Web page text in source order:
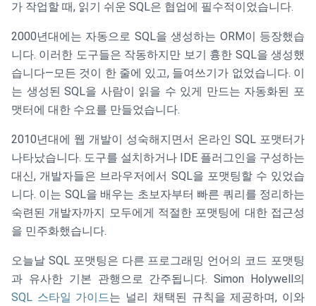
가 작업할 때, 읽기 쉬운 SQL은 협업에 필수적이었습니다.
2000년대에는 자동으로 SQL을 생성하는 ORM이 등장했습
니다. 이러한 도구들은 작동하지만 보기 흉한 SQL을 생성했
습니다—모든 것이 한 줄에 있고, 들여쓰기가 없었습니다. 이
는 생성된 SQL을 사람이 읽을 수 있게 만드는 자동화된 포
맷터에 대한 수요를 만들었습니다.
2010년대에 웹 개발이 성숙해지면서 온라인 SQL 포맷터가
나타났습니다. 도구를 설치하거나 IDE 플러그인을 구성하는
대신, 개발자들은 브라우저에서 SQL을 포맷팅할 수 있었습
니다. 이는 SQL을 배우는 초보자부터 빠른 쿼리를 정리하는
숙련된 개발자까지 모두에게 적절한 포맷팅에 대한 접근성
을 민주화했습니다.
오늘날 SQL 포맷팅은 다른 프로그래밍 언어의 코드 포맷팅
과 유사한 기본 관행으로 간주됩니다. Simon Holywell의
SQL 스타일 가이드는 널리 채택된 규칙을 제공하며, 이와